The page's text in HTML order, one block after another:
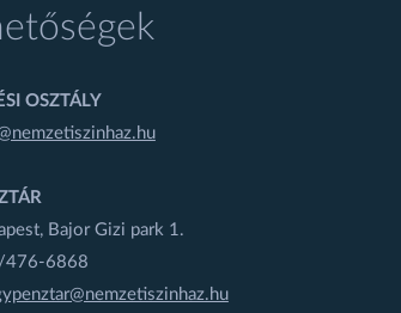
OSZTÁLY
Bajor Gizi park 1.
476-6868